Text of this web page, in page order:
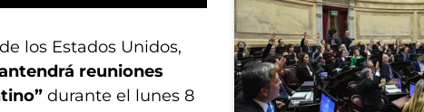
los Estados Unidos,
reuniones
durante el lunes 8